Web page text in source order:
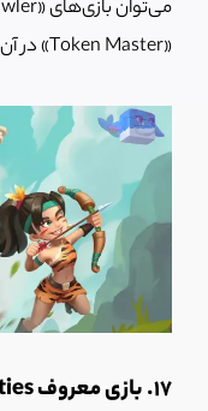
«Token Master» در آن بازی کرد.
17. بازی معروف CryptoKitties